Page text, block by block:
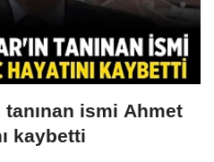
ismi Ahmet
kaybetti